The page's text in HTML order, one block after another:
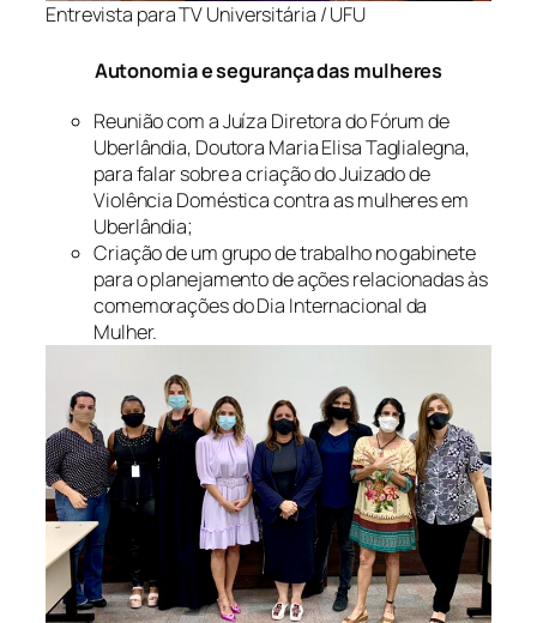
Entrevista para TV Universitária / UFU
Autonomia e segurança das mulheres
Reunião com a Juíza Diretora do Fórum de
Uberlândia, Doutora Maria Elisa Taglialegna,
para falar sobre a criação do Juizado de
Violência Doméstica contra as mulheres em
Uberlândia;
Criação de um grupo de trabalho no gabinete
para o planejamento de ações relacionadas às
comemorações do Dia Internacional da
Mulher.